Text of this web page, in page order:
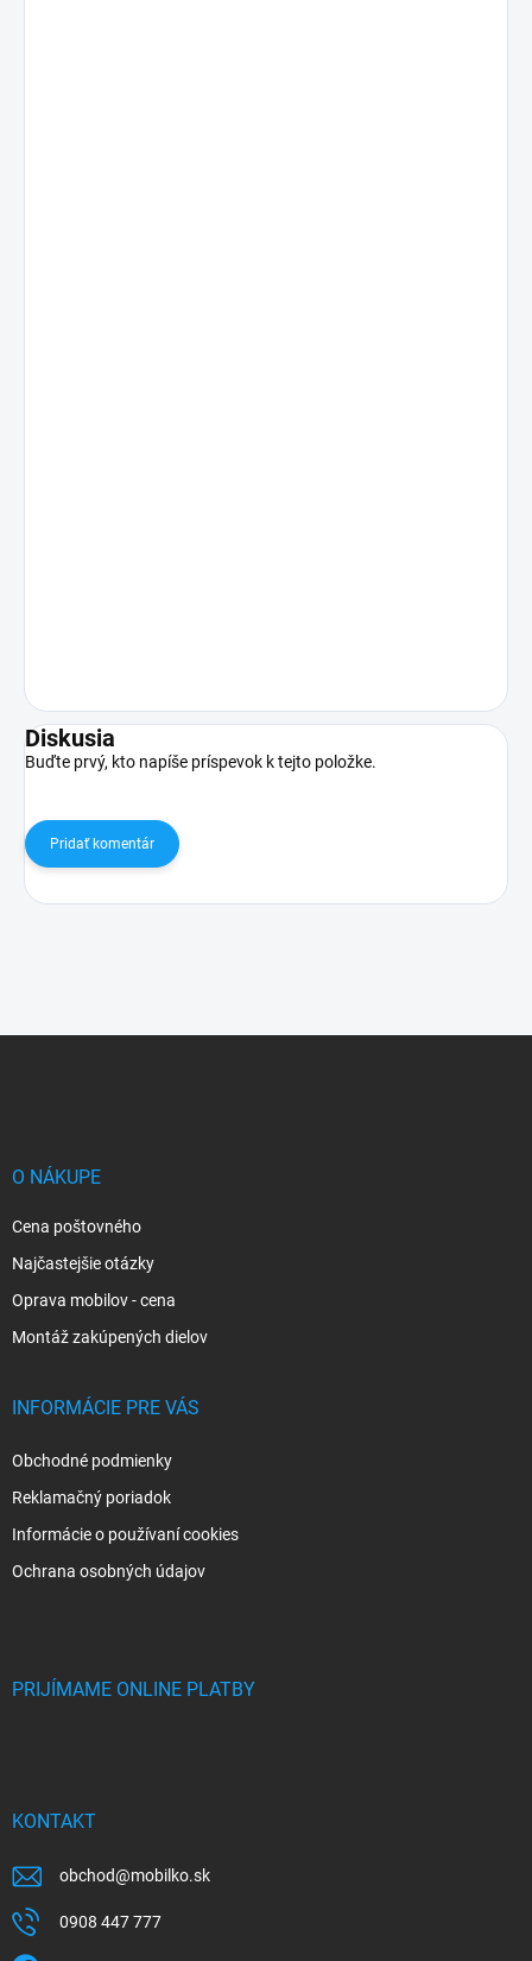
Diskusia
Buďte prvý, kto napíše príspevok k tejto položke.
Pridať komentár
O NÁKUPE
Cena poštovného
Najčastejšie otázky
Oprava mobilov - cena
Montáž zakúpených dielov
INFORMÁCIE PRE VÁS
Obchodné podmienky
Reklamačný poriadok
Informácie o používaní cookies
Ochrana osobných údajov
PRIJÍMAME ONLINE PLATBY
KONTAKT
obchod@mobilko.sk
0908 447 777